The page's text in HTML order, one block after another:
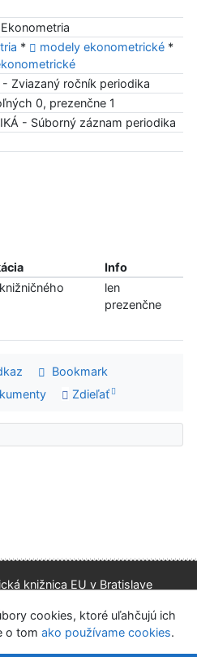
* modely ekonometrické *
- Zviazaný ročník periodika
0, prezenčne 1
- Súborný záznam periodika
Info
len
prezenčne
Bookmark
Zdieľať
nám Nastavenie cookies
cookies, ktoré uľahčujú ich
o tom ako používame cookies.